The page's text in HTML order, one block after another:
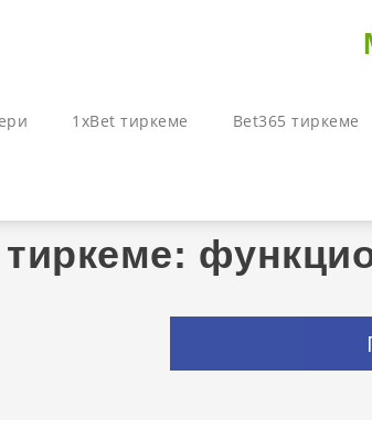
1xBet тиркеме Bet365 тиркеме
тиркеме: